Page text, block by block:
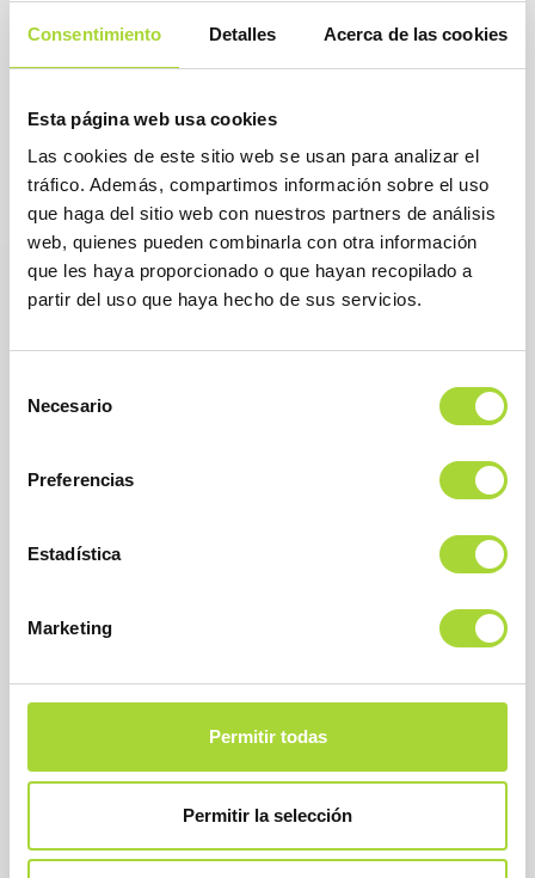
Consentimiento Detalles Acerca de las cookies
Esta página web usa cookies
Las cookies de este sitio web se usan para analizar el
tráfico. Además, compartimos información sobre el uso
que haga del sitio web con nuestros partners de análisis
web, quienes pueden combinarla con otra información
que les haya proporcionado o que hayan recopilado a
partir del uso que haya hecho de sus servicios.
Necesario
Preferencias
Estadística
Marketing
Permitir todas
Permitir la selección
BioSim
Calle Condesa de Venadito, 1